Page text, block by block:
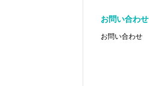
お問い合わせ
お問い合わせ